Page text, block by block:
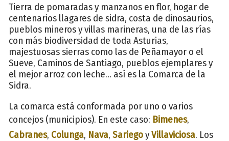
Tierra de pomaradas y manzanos en flor, hogar de
centenarios llagares de sidra, costa de dinosaurios,
pueblos mineros y villas marineras, una de las rías
con más biodiversidad de toda Asturias,
majestuosas sierras como las de Peñamayor o el
Sueve, Caminos de Santiago, pueblos ejemplares y
el mejor arroz con leche… así es la Comarca de la
Sidra.
La comarca está conformada por uno o varios
concejos (municipios). En este caso: Bimenes,
Cabranes, Colunga, Nava, SariegoyVillaviciosa. Los